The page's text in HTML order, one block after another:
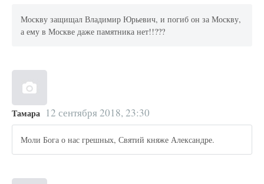
Москву защищал Владимир Юрьевич, и погиб он за Москву,
а ему в Москве даже памятника нет!!???
Тамара 12 сентября 2018, 23:30
Моли Бога о нас грешных, Святий княже Александре.